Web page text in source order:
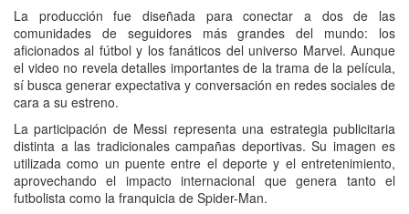
La producción fue diseñada para conectar a dos de las
comunidades de seguidores más grandes del mundo: los
aficionados al fútbol y los fanáticos del universo Marvel. Aunque
el video no revela detalles importantes de la trama de la película,
sí busca generar expectativa y conversación en redes sociales de
cara a su estreno.
La participación de Messi representa una estrategia publicitaria
distinta a las tradicionales campañas deportivas. Su imagen es
utilizada como un puente entre el deporte y el entretenimiento,
aprovechando el impacto internacional que genera tanto el
futbolista como la franquicia de Spider-Man.